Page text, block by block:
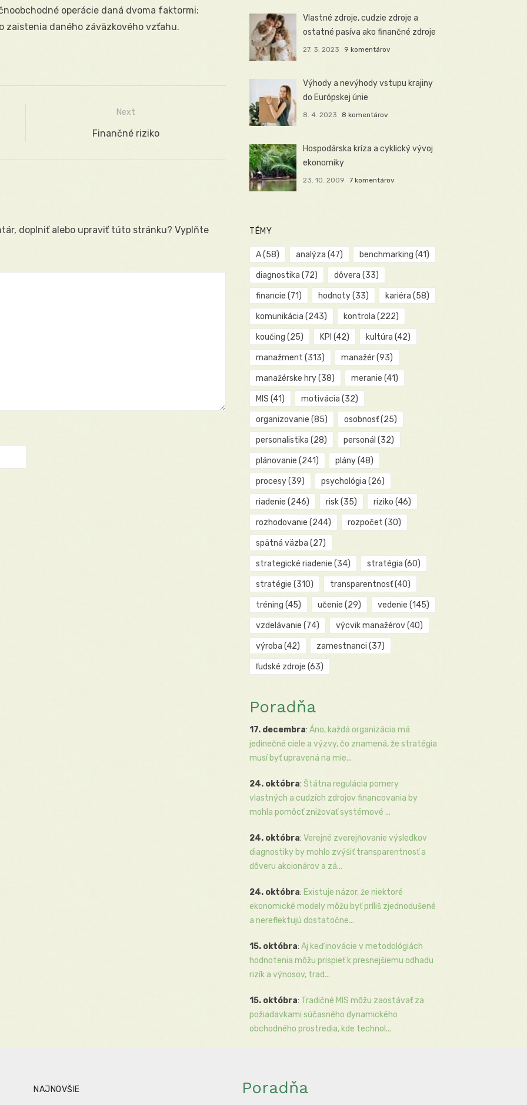
operácie daná dvoma faktormi:
zaistenia daného záväzkového vzťahu.
Next
Next
Finančné riziko
doplniť alebo upraviť túto stránku? Vyplňte
Vlastné zdroje, cudzie zdroje a
ostatné pasíva ako finančné zdroje
27. 3. 2023 9 komentárov
Výhody a nevýhody vstupu krajiny
do Európskej únie
8. 4. 2023 8 komentárov
Hospodárska kríza a cyklický vývoj
ekonomiky
23. 10. 2009 7 komentárov
TÉMY
A(58) analýza (47) benchmarking (41)
diagnostika (72) dôvera (33)
financie (71) hodnoty(33) kariéra (58)
komunikácia (243) kontrola (222)
koučing (25) KPI (42) kultúra (42)
manažment (313) manažér(93)
manažérske hry(38) meranie (41)
MIS (41) motivácia (32)
organizovanie (85) osobnosť(25)
personalistika (28) personál (32)
plánovanie (241) plány(48)
procesy(39) psychológia (26)
riadenie (246) risk(35) riziko (46)
rozhodovanie (244) rozpočet (30)
spätná väzba (27)
strategické riadenie (34) stratégia (60)
stratégie (310) transparentnosť(40)
tréning (45) učenie (29) vedenie (145)
vzdelávanie (74) výcvik manažérov(40)
výroba (42) zamestnanci (37)
ľudské zdroje (63)
Poradňa
17. decembra: Áno, každá organizácia má
jedinečné ciele a výzvy, čo znamená, že stratégia
musí byť upravená na mie...
24. októbra: Štátna regulácia pomery
vlastných a cudzích zdrojov financovania by
mohla pomôcť znižovať systémové ...
24. októbra: Verejné zverejňovanie výsledkov
diagnostiky by mohlo zvýšiť transparentnosť a
dôveru akcionárov a zá...
24. októbra: Existuje názor, že niektoré
ekonomické modely môžu byť príliš zjednodušené
a nereflektujú dostatočne...
15. októbra: Aj keď inovácie v metodológiách
hodnotenia môžu prispieť k presnejšiemu odhadu
rizík a výnosov, trad...
15. októbra: Tradičné MIS môžu zaostávať za
požiadavkami súčasného dynamického
obchodného prostredia, kde technol...
NAJNOVŠIE Poradňa